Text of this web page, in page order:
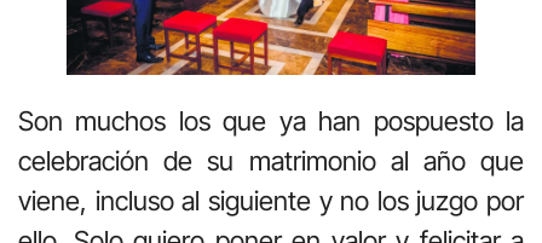
Son muchos los que ya han pospuesto la
celebración de su matrimonio al año que
viene, incluso al siguiente y no los juzgo por